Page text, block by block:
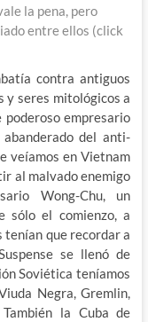
la pena, pero
entre ellos (click
contra antiguos
y seres mitológicos a
empresario
del anti-
veíamos en Vietnam
al malvado enemigo
Wong-Chu, un
sólo el comienzo, a
tenían que recordar a
se llenó de
Soviética teníamos
Negra, Gremlin,
la Cuba de